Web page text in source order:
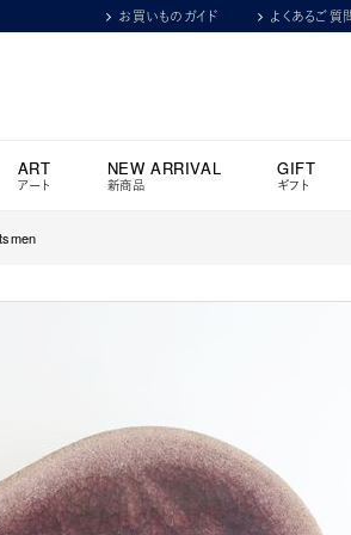
お買いものガイド よくあるご質
ART
アート
NEW ARRIVAL
新商品
GIFT
ギフト